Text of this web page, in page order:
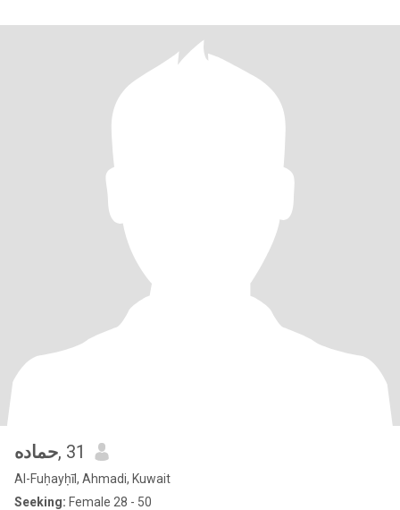
حماده, 31
Al-Fuḥayḥīl, Ahmadi, Kuwait
Seeking: Female 28 - 50